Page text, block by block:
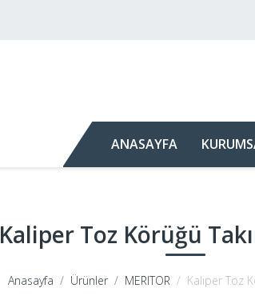
ANASAYFA
Kaliper Toz Körüğü
Anasayfa Ürünler MERITOR Kaliper Toz